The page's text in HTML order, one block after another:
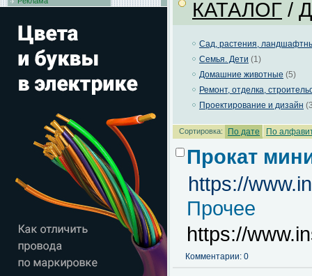
КАТАЛОГ /
Сад, растения,
Семья. Дети (1)
Домашние животные (5)
Ремонт, отделка,
Проектирование и дизайн
Сортировка: По дате По
Прокат
https://
Прочее
https://
Комментарии: 0